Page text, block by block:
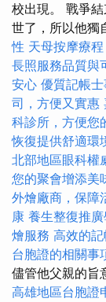
校出現。 戰爭
世了，所以他獨
性 天母按摩療程
長照服務品質與
安心 優質記帳
司，方便又實惠
科診所，方便您
恢復提供舒適環
北部地區眼科權
您的聚會增添美
外燴廠商，保障
康 養生整復推
燴服務 高效的
台胞證的相關事
儘管他父親的旨
高雄地區台胞證